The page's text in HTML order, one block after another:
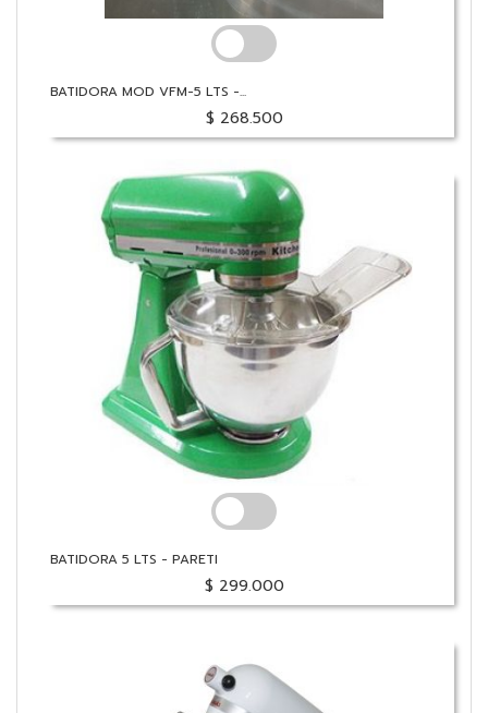
BATIDORA MOD VFM-5 LTS -...
$ 268.500
BATIDORA 5 LTS - PARETI
$ 299.000